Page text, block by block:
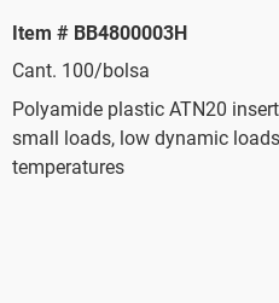
Item # BB4800003H
Cant. 100/bolsa
Polyamide plastic ATN20
small loads, low dynamic
temperatures